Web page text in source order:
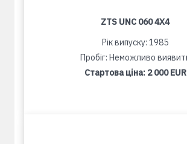
ZTS UNC 060 4X4
Рік випуску: 1985
Пробіг: Неможливо
Стартова ціна: 2 000 EUR